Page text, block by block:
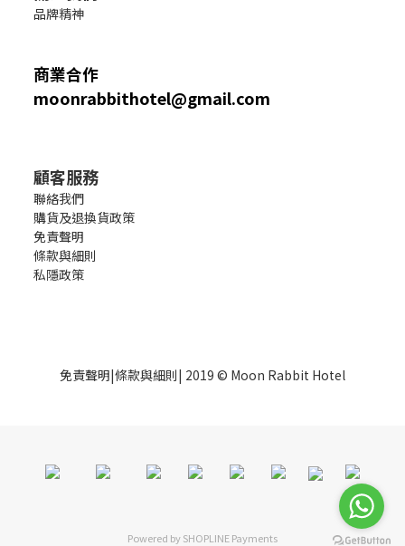
品牌精神
商業合作
moonrabbithotel@gmail.com
顧客服務
聯絡我們
購貨及退換貨政策
免責聲明
條款與細則
私隱政策
免責聲明|條款與細則| 2019 © Moon Rabbit Hotel
Powered bySHOPLINE Payments